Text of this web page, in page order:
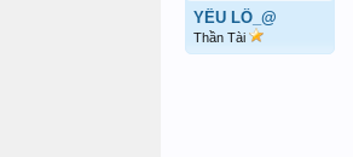
YÊU LÔ_@
Thần Tài